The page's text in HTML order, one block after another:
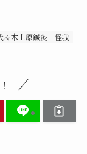
々木上原鍼灸
怪我